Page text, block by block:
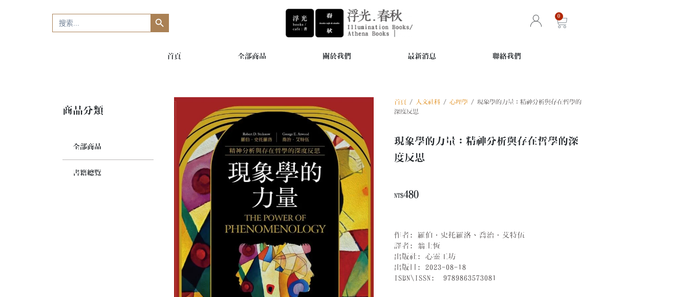
Search
for:
Search Button
首頁 全部商品 關於我們 最新消息 聯絡我們
商品分類
全部商品
書籍總覽
首頁 / 人文社科 /心理學 / 現象學的力量：精神分析與存在哲學的
深度反思
現象學的力量：精神分析與存在哲學的深
度反思
NT$480
作者: 羅伯．史托羅洛、喬治．艾特伍
譯者: 翁士恆
出版社: 心靈工坊
出版日: 2023-08-18
ISBN\ISSN:9789863573081